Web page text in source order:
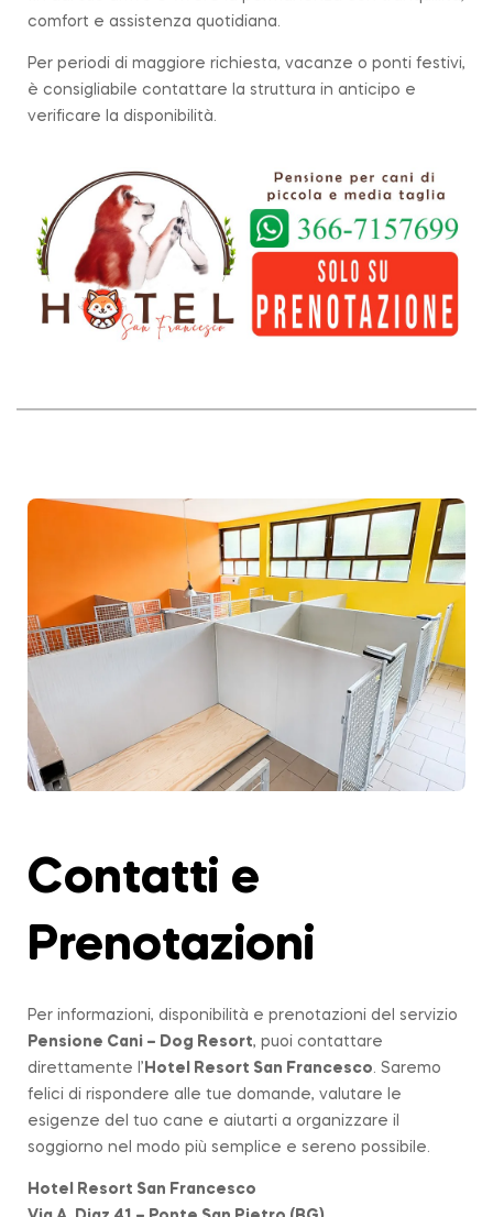
comfort e assistenza quotidiana.
Per periodi di maggiore richiesta, vacanze o ponti festivi,
è consigliabile contattare la struttura in anticipo e
verificare la disponibilità.
Contatti e
Prenotazioni
Per informazioni, disponibilità e prenotazioni del servizio
Pensione Cani – Dog Resort, puoi contattare
direttamente l’ Hotel Resort San Francesco . Saremo
felici di rispondere alle tue domande, valutare le
esigenze del tuo cane e aiutarti a organizzare il
soggiorno nel modo più semplice e sereno possibile.
Hotel Resort San Francesco